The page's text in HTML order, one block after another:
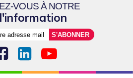
VOUS À NOTRE